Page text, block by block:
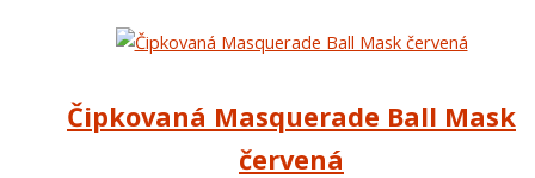
Čipkovaná Masquerade Ball Mask
červená